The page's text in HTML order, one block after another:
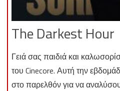
The Darkest Hour
Γειά σας παιδιά και
του Cinecore. Αυτή την
στο παρελθόν για να